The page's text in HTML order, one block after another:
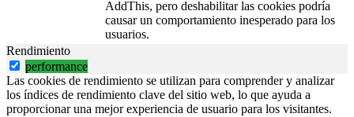
AddThis, pero deshabilitar las cookies podría
causar un comportamiento inesperado para los
usuarios.
Rendimiento
performance
Las cookies de rendimiento se utilizan para comprender y analizar
los índices de rendimiento clave del sitio web, lo que ayuda a
proporcionar una mejor experiencia de usuario para los visitantes.